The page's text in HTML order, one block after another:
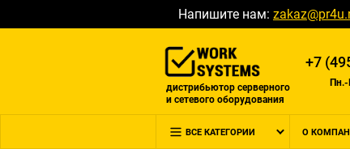
Напишите нам:
дистрибьютор серверного
и сетевого оборудования
+7
ВСЕ КАТЕГОРИИ О